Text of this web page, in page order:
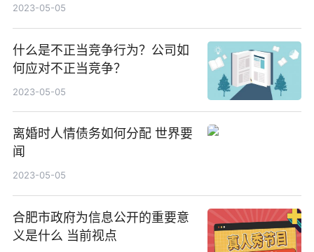
2023-05-05
什么是不正当竞争行为？公司如
何应对不正当竞争？
2023-05-05
离婚时人情债务如何分配 世界要
闻
2023-05-05
合肥市政府为信息公开的重要意
义是什么 当前视点